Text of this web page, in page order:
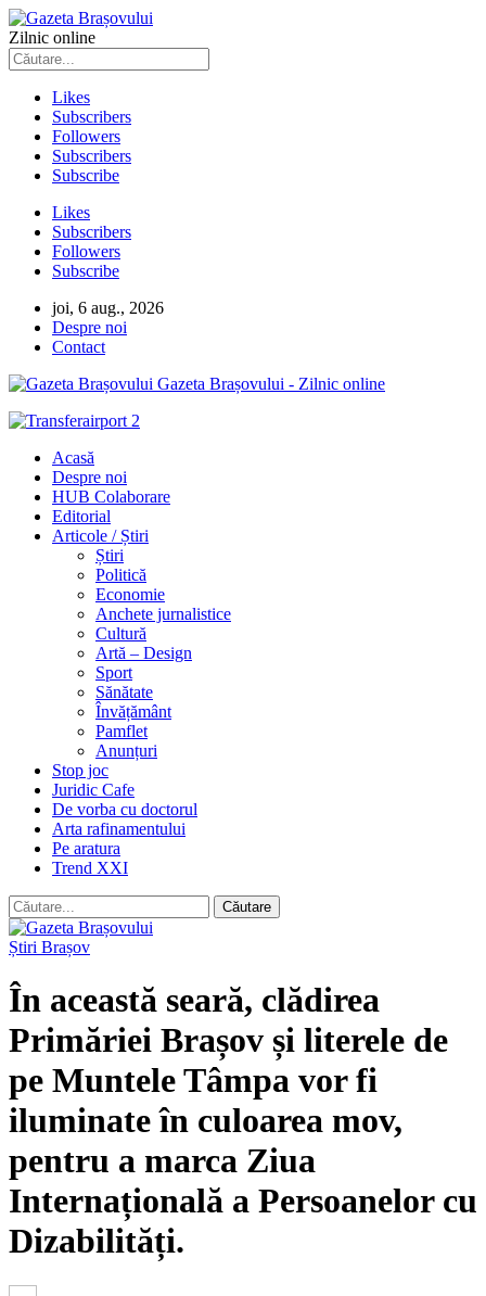
Zilnic online
Likes
Subscribers
Followers
Subscribers
Subscribe
Likes
Subscribers
Followers
Subscribe
joi, 6 aug., 2026
Despre noi
Contact
Gazeta Brașovului - Zilnic online
Acasă
Despre noi
HUB Colaborare
Editorial
Articole / Știri
Știri
Politică
Economie
Anchete jurnalistice
Cultură
Artă – Design
Sport
Sănătate
Învățământ
Pamflet
Anunțuri
Stop joc
Juridic Cafe
De vorba cu doctorul
Arta rafinamentului
Pe aratura
Trend XXI
Știri Brașov
În această seară, clădirea
Primăriei Brașov și literele de
pe Muntele Tâmpa vor fi
iluminate în culoarea mov,
pentru a marca Ziua
Internațională a Persoanelor cu
Dizabilități.